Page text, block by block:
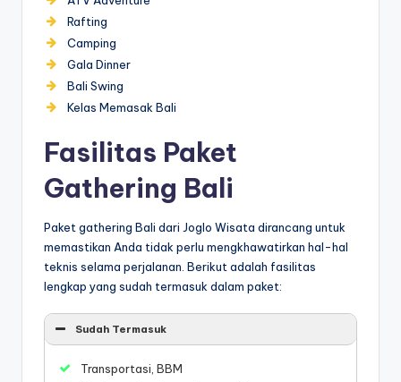
Rafting
Camping
Gala Dinner
Bali Swing
Kelas Memasak Bali
Fasilitas Paket
Gathering Bali
Paket gathering Bali dari Joglo Wisata dirancang untuk
memastikan Anda tidak perlu mengkhawatirkan hal-hal
teknis selama perjalanan. Berikut adalah fasilitas
lengkap yang sudah termasuk dalam paket:
Sudah Termasuk
Transportasi, BBM